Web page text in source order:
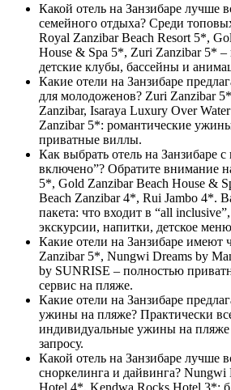
Какой отель на Занзибаре лучше
семейного отдыха? Среди
Royal Zanzibar Beach Resort 5*,
House & Spa 5*, Zuri Zanzibar 5* –
детские клубы, бассейны и
Какие отели на Занзибаре
для молодоженов? Zuri Zanzibar
Zanzibar, Isaraya Luxury Over
Zanzibar 5*: романтические
приватные виллы.
Как выбрать отель на Занзибаре
включено”? Обратите внимание
5*, Gold Zanzibar Beach House &
Beach Zanzibar 4*, Rui Jambo 4*.
пакета: что входит в “all
экскурсии, напитки, детское
Какие отели на Занзибаре имеют
Zanzibar 5*, Nungwi Dreams by
by SUNRISE – полностью
сервис на пляже.
Какие отели на Занзибаре
ужины на пляже? Практически
индивидуальные ужины на пляже
запросу.
Какой отель на Занзибаре лучше
сноркелинга и дайвинга?
Hotel 4*, Kendwa Rocks Hotel 3*: